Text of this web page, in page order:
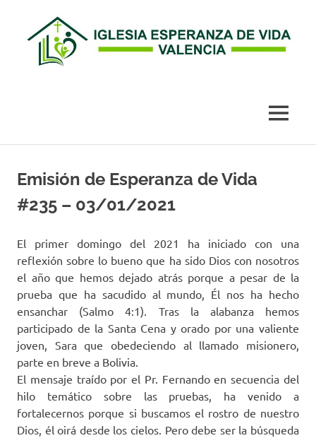
contenido
Valencia
MENÚ
Emisión de Esperanza de Vida
#235 – 03/01/2021
El primer domingo del 2021 ha iniciado con una
reflexión sobre lo bueno que ha sido Dios con nosotros
el año que hemos dejado atrás porque a pesar de la
prueba que ha sacudido al mundo, Él nos ha hecho
ensanchar (Salmo 4:1). Tras la alabanza hemos
participado de la Santa Cena y orado por una valiente
joven, Sara que obedeciendo al llamado misionero,
parte en breve a Bolivia.
El mensaje traído por el Pr. Fernando en secuencia del
hilo temático sobre las pruebas, ha venido a
fortalecernos porque si buscamos el rostro de nuestro
Dios, él oirá desde los cielos. Pero debe ser la búsqueda